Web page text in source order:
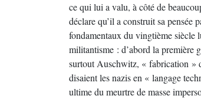
ce qui lui a valu, à côté de
déclare qu’il a construit sa pensée
fondamentaux du vingtième siècle
militantisme : d’abord la première
surtout Auschwitz, « fabrication »
disaient les nazis en « langage
ultime du meurtre de masse